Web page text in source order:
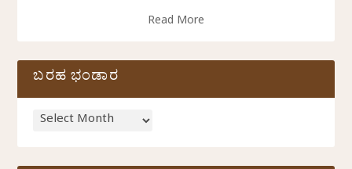
Read More
ಬರಹ ಭಂಡಾರ